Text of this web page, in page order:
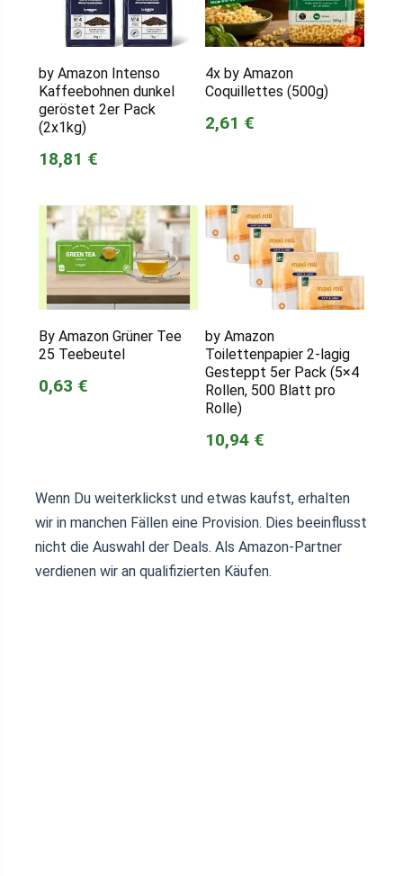
by Amazon Intenso
Kaffeebohnen dunkel
geröstet 2er Pack
(2x1kg)
18,81 €
4x by Amazon
Coquillettes (500g)
2,61 €
By Amazon Grüner Tee
25 Teebeutel
0,63 €
by Amazon
Toilettenpapier 2-lagig
Gesteppt 5er Pack (5×4
Rollen, 500 Blatt pro
Rolle)
10,94 €
Wenn Du weiterklickst und etwas kaufst, erhalten
wir in manchen Fällen eine Provision. Dies beeinflusst
nicht die Auswahl der Deals. Als Amazon-Partner
verdienen wir an qualifizierten Käufen.